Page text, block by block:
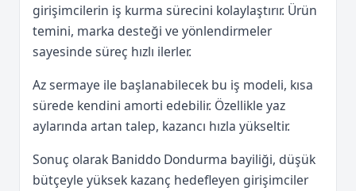
girişimcilerin iş kurma sürecini kolaylaştırır. Ürün
temini, marka desteği ve yönlendirmeler
sayesinde süreç hızlı ilerler.
Az sermaye ile başlanabilecek bu iş modeli, kısa
sürede kendini amorti edebilir. Özellikle yaz
aylarında artan talep, kazancı hızla yükseltir.
Sonuç olarak Baniddo Dondurma bayiliği, düşük
bütçeyle yüksek kazanç hedefleyen girişimciler